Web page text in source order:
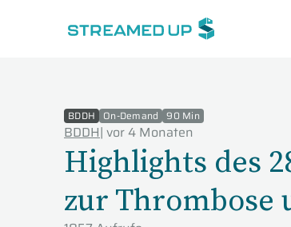
BDDH On-Demand 90 Min
BDDH| vor 4 Monaten
Highlights des
zur Thrombose